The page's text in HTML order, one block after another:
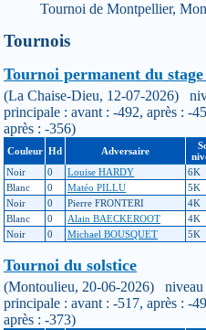
Tournoi de Montpellier,
Tournois
Tournoi permanent du
(La Chaise-Dieu, 12-07-2026)
principale : avant : -492, après : -
après : -356)
Couleur Hd Adversaire
Noir
0 Louise HARDY 6K
Blanc
0 Matéo PILLU 5K
Noir
0 Pierre FRONTERI 4K
Blanc
0 Alain BAECKEROOT 4K
Noir
0 Michael BOUSQUET 5K
Tournoi du solstice
(Montoulieu, 20-06-2026)
principale : avant : -517, après : -
après : -373)